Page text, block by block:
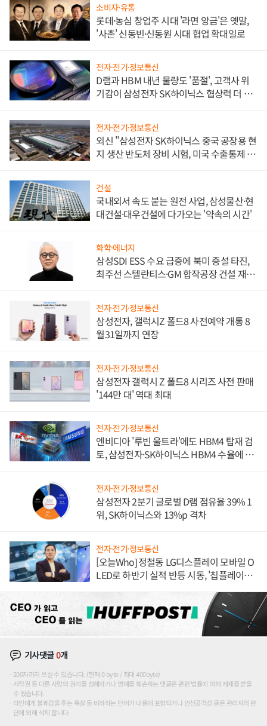
소비자·유통
롯데·농심 창업주 시대 '라면 앙금'은 옛말,
'사촌' 신동빈·신동원 시대 협업 확대일로
전자·전기·정보통신
D램과 HBM 내년 물량도 '품절', 고객사 위
기감이 삼성전자 SK하이닉스 협상력 더 키
전자·전기·정보통신
외신 "삼성전자 SK하이닉스 중국 공장용 현
지 생산 반도체 장비 시험, 미국 수출통제 대
건설
국내외서 속도 붙는 원전 사업, 삼성물산·현
대건설·대우건설에 다가오는 '약속의 시간'
화학·에너지
삼성SDI ESS 수요 급증에 북미 증설 타진,
최주선 스텔란티스·GM 합작공장 건설 재추
전자·전기·정보통신
삼성전자, 갤럭시Z 폴드8 사전예약 개통 8
월31일까지 연장
전자·전기·정보통신
삼성전자 갤럭시 Z 폴드8 시리즈 사전 판매
'144만 대' 역대 최대
전자·전기·정보통신
엔비디아 '루빈 울트라'에도 HBM4 탑재 검
토, 삼성전자·SK하이닉스 HBM4 수율에 주
전자·전기·정보통신
삼성전자 2분기 글로벌 D램 점유율 39% 1
위, SK하이닉스와 13%p 격차
전자·전기·정보통신
[오늘Who] 정철동 LG디스플레이 모바일 O
LED로 하반기 실적 반등 시동, '칩플레이
기사댓글0개
200자까지 쓰실 수 있습니다. (현재 0 byte / 최대 400byte)
저작권 등 다른 사람의 권리를 침해하거나 명예를 훼손하는 댓글은 관련 법률에 의해 제재를 받을
수 있습니다.
타인에게 불쾌감을 주는 욕설 등 비하하는 단어가 내용에 포함되거나 인신공격성 글은 관리자의 판
단에 의해 삭제 합니다.